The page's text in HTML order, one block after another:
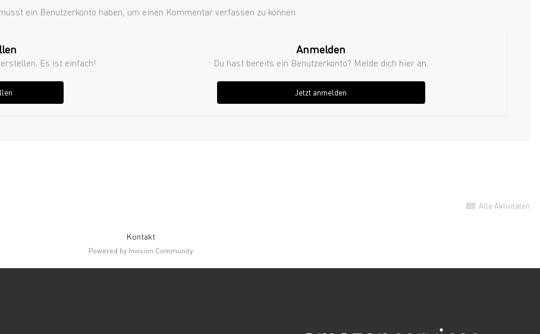
ein Benutzerkonto haben, um einen Kommentar verfassen zu können
Es ist einfach!
Anmelden
Du hast bereits ein Benutzerkonto? Melde dich hier an.
Jetzt anmelden
Alle Aktivitäten
Kontakt
Powered by Invision Community